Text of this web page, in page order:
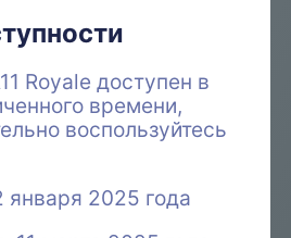
Royale доступен в
времени,
воспользуйтесь
января 2025 года